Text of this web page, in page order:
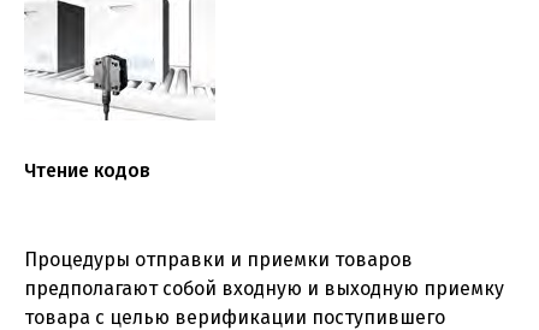
Чтение кодов
Процедуры отправки и приемки товаров
предполагают собой входную и выходную приемку
товара с целью верификации поступившего